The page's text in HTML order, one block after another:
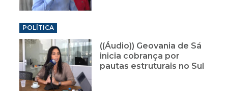
POLÍTICA
((Áudio)) Geovania de Sá
inicia cobrança por
pautas estruturais no Sul